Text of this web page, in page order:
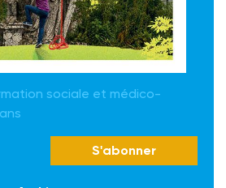
sociale et médico-
S'abonner